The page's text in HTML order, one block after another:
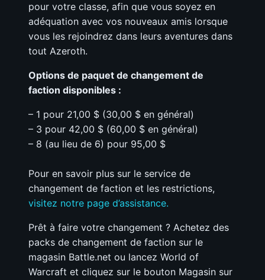
pour votre classe, afin que vous soyez en
adéquation avec vos nouveaux amis lorsque
vous les rejoindrez dans leurs aventures dans
tout Azeroth.
Options de paquet de changement de
faction disponibles :
– 1 pour 21,00 $ (30,00 $ en général)
– 3 pour 42,00 $ (60,00 $ en général)
– 8 (au lieu de 6) pour 95,00 $
Pour en savoir plus sur le service de
changement de faction et les restrictions,
visitez notre page d’assistance.
Prêt à faire votre changement ? Achetez des
packs de changement de faction sur le
magasin Battle.net ou lancez World of
Warcraft et cliquez sur le bouton Magasin sur